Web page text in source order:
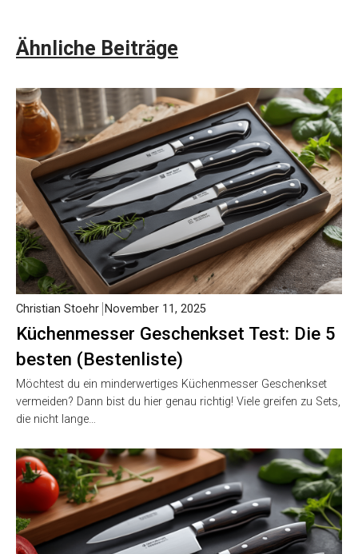
Ähnliche Beiträge
Küchenmesser Geschenkset Test: Die 5
besten (Bestenliste)
Christian Stoehr November 11, 2025
Möchtest du ein minderwertiges Küchenmesser Geschenkset
vermeiden? Dann bist du hier genau richtig! Viele greifen zu Sets,
die nicht lange…